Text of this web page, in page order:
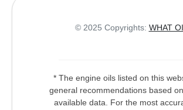
© 2025 Copyrights: WHAT
* The engine oils listed on this
general recommendations based
available data. For the most